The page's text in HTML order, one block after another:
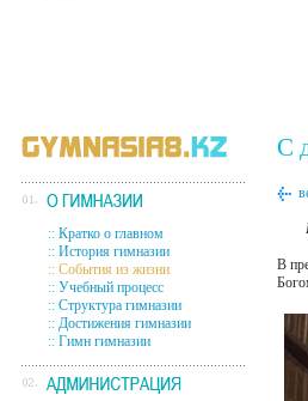
:: Кратко о главном
:: История гимназии
:: События из жизни
:: Учебный процесс
:: Структура гимназии
:: Достижения гимназии
:: Гимн гимназии
С
В